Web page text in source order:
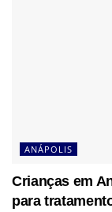
ANÁPOLIS
Crianças em
para